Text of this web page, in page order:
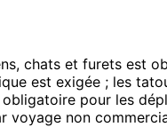
chats et furets est
est exigée ; les
pour les
voyage non